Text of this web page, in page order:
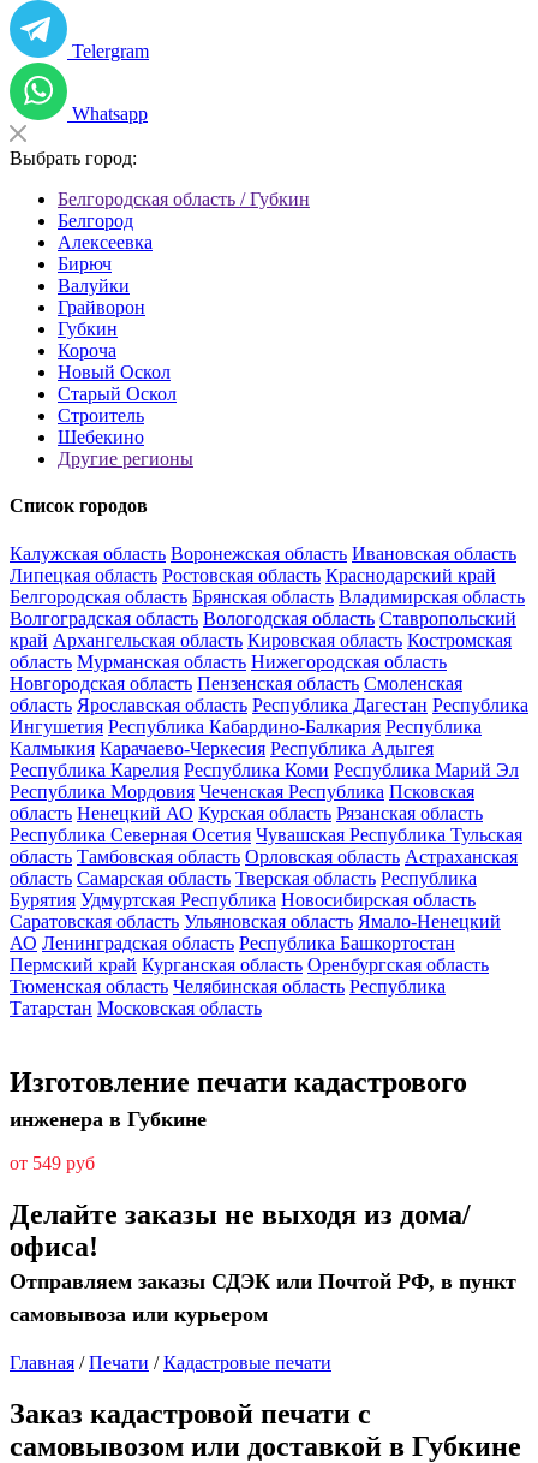
Telergram
Whatsapp
Выбрать город:
Белгородская область / Губкин
Белгород
Алексеевка
Бирюч
Валуйки
Грайворон
Губкин
Короча
Новый Оскол
Старый Оскол
Строитель
Шебекино
Другие регионы
Список городов
Калужская область Воронежская область Ивановская область
Липецкая область Ростовская область Краснодарский край
Белгородская область Брянская область Владимирская область
Волгоградская область Вологодская область Ставропольский
край Архангельская область Кировская область Костромская
область Мурманская область Нижегородская область
Новгородская область Пензенская область Смоленская
область Ярославская область Республика Дагестан Республика
Ингушетия Республика Кабардино-Балкария Республика
Калмыкия Карачаево-Черкесия Республика Адыгея
Республика Карелия Республика Коми Республика Марий Эл
Республика Мордовия Чеченская Республика Псковская
область Ненецкий АО Курская область Рязанская область
Республика Северная Осетия Чувашская Республика Тульская
область Тамбовская область Орловская область Астраханская
область Самарская область Тверская область Республика
Бурятия Удмуртская Республика Новосибирская область
Саратовская область Ульяновская область Ямало-Ненецкий
АО Ленинградская область Республика Башкортостан
Пермский край Курганская область Оренбургская область
Тюменская область Челябинская область Республика
Татарстан Московская область
Изготовление печати кадастрового
инженера в Губкине
от 549 руб
Делайте заказы не выходя из дома/
офиса!
Отправляем заказы СДЭК или Почтой РФ, в пункт
самовывоза или курьером
Главная /Печати /Кадастровые печати
Заказ кадастровой печати с
самовывозом или доставкой в Губкине